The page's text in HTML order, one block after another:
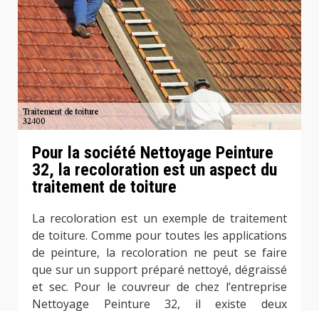
Pour la société Nettoyage Peinture
32, la recoloration est un aspect du
traitement de toiture
La recoloration est un exemple de traitement
de toiture. Comme pour toutes les applications
de peinture, la recoloration ne peut se faire
que sur un support préparé nettoyé, dégraissé
et sec. Pour le couvreur de chez l’entreprise
Nettoyage Peinture 32, il existe deux